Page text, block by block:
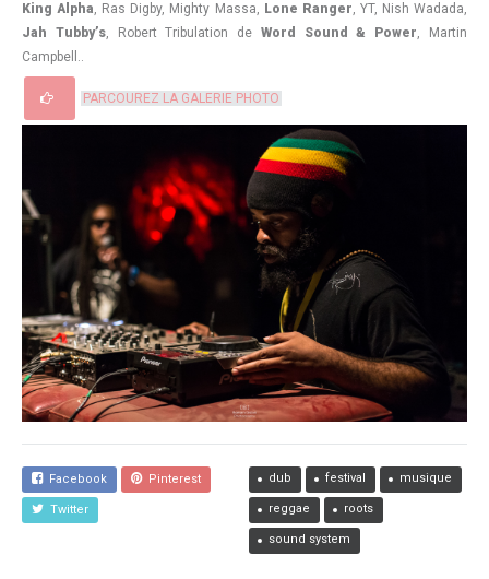
King Alpha, Ras Digby, Mighty Massa, Lone Ranger, YT, Nish Wadada,
Jah Tubby’s, Robert Tribulation de Word Sound & Power, Martin
Campbell..
PARCOUREZ LA GALERIE PHOTO
Facebook Pinterest
Twitter
dub festival musique
reggae roots
sound system